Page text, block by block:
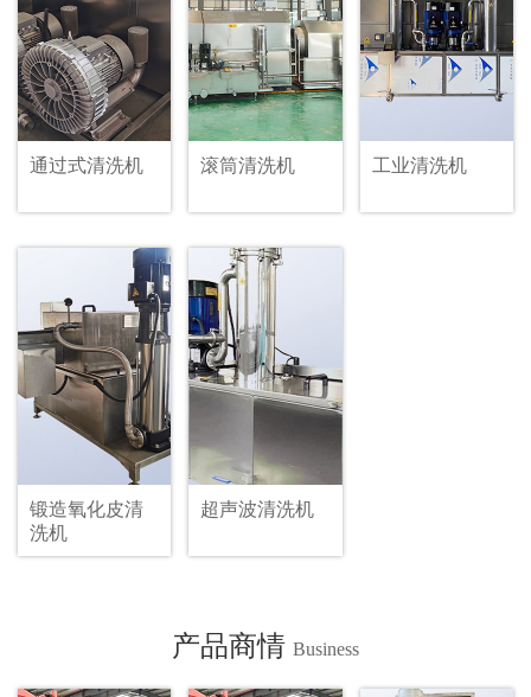
通过式清洗机 滚筒清洗机 工业清洗机
锻造氧化皮清
洗机
超声波清洗机
产品商情 Business